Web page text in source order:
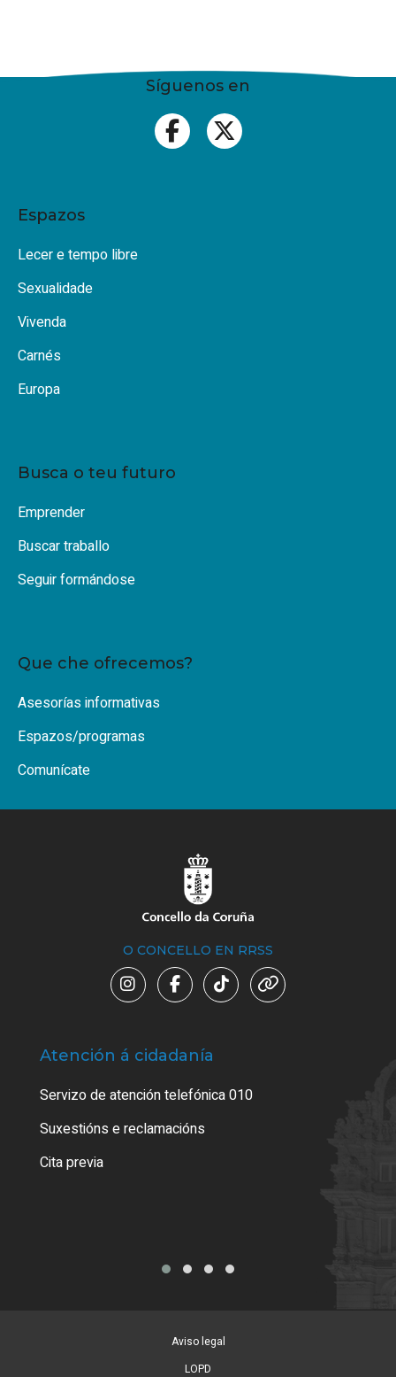
Síguenos en
Espazos
Lecer e tempo libre
Sexualidade
Vivenda
Carnés
Europa
Busca o teu futuro
Emprender
Buscar traballo
Seguir formándose
Que che ofrecemos?
Asesorías informativas
Espazos/programas
Comunícate
O CONCELLO EN RRSS
Atención á cidadanía
Servizo de atención telefónica 010
Suxestións e reclamacións
Cita previa
Aviso legal
LOPD